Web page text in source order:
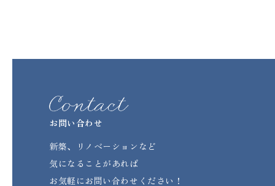
お問い合わせ
新築、リノベーションなど
気になることがあれば
お気軽にお問い合わせください！